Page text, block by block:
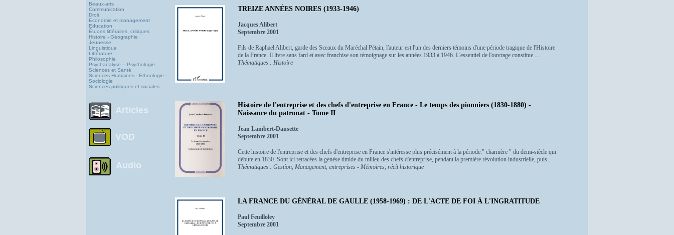
Beaux-arts
Communication
Droit
Economie et management
Education
Études littéraires, critiques
Histoire - Géographie
Jeunesse
Linguistique
Littérature
Philosophie
Psychanalyse – Psychologie
Sciences et Santé
Sciences Humaines - Ethnologie -
Sociologie
Sciences politiques et sociales
Articles
VOD
Audio
TREIZE ANNÉES NOIRES (1933-1946)
Jacques Alibert
Septembre 2001
Fils de Raphaël Alibert, garde des Sceaux du Maréchal Pétain, l'auteur est l'un des derniers témoins d'une période tragique de l'Histoire
de la France. Il livre sans fard et avec franchise son témoignage sur les années 1933 à 1946. L'essentiel de l'ouvrage constitue ...
Thématiques : Histoire
Histoire de l'entreprise et des chefs d'entreprise en France - Le temps des pionniers (1830-1880) -
Naissance du patronat - Tome II
Jean Lambert-Dansette
Septembre 2001
Cette histoire de l'entreprise et des chefs d'entreprise en France s'intéresse plus précisément à la période." charnière " du demi-siècle qui
débute en 1830. Sont ici retracées la genèse timide du milieu des chefs d'entreprise, pendant la première révolution industrielle, puis...
Thématiques : Gestion, Management, entreprises - Mémoires, récit historique
LA FRANCE DU GÉNÉRAL DE GAULLE (1958-1969) : DE L'ACTE DE FOI À L'INGRATITUDE
Paul Feuilloley
Septembre 2001